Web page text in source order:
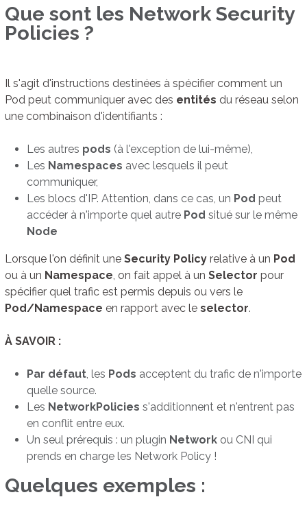
Que sont les Network Security
Policies ?
Il s'agit d'instructions destinées à spécifier comment un
Pod peut communiquer avec des entités du réseau selon
une combinaison d'identifiants :
Les autres pods (à l'exception de lui-même),
Les Namespaces avec lesquels il peut
communiquer,
Les blocs d'IP. Attention, dans ce cas, un Pod peut
accéder à n'importe quel autre Pod situé sur le même
Node
Lorsque l'on définit une Security Policy relative à un Pod
ou à un Namespace , on fait appel à un Selector pour
spécifier quel trafic est permis depuis ou vers le
Pod/Namespace en rapport avec le selector.
À SAVOIR :
Par défaut , les Pods acceptent du trafic de n'importe
quelle source.
Les NetworkPolicies s'additionnent et n'entrent pas
en conflit entre eux.
Un seul prérequis : un plugin Network ou CNI qui
prends en charge les Network Policy !
Quelques exemples :